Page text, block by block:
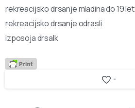
rekreacijsko drsanje mladina do 19 let
rekreacijsko drsanje odrasli
izposoja drsalk
-